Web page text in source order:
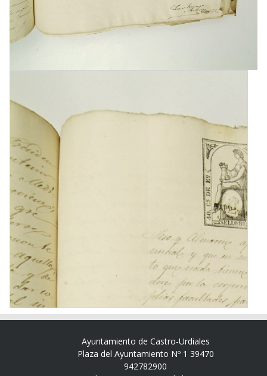
Ayuntamiento de Castro-Urdiales
Plaza del Ayuntamiento Nº 1 39470
942782900